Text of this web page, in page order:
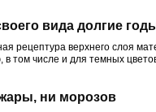
вида долгие
рецептура верхнего слоя
в том числе и для темных
жары, ни морозов